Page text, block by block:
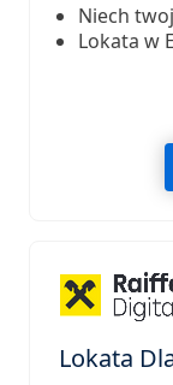
Niech
Lokata w
Lokata